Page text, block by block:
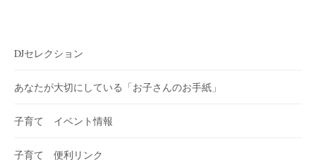
DJセレクション
あなたが大切にしている「お子さんのお手紙」
子育て イベント情報
子育て 便利リンク